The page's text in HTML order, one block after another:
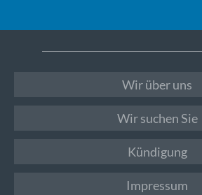
Wir über uns
Wir suchen Sie
Kündigung
Impressum